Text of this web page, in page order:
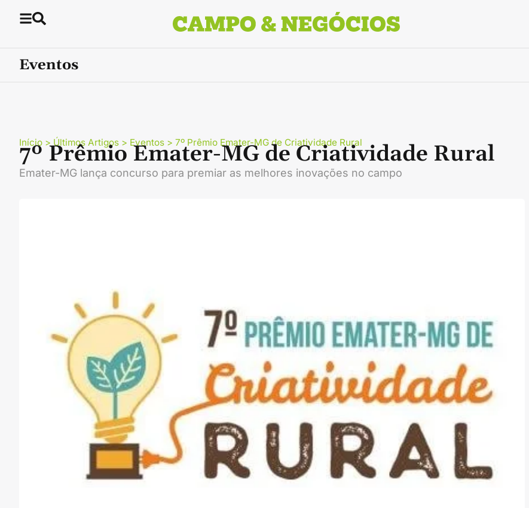
Eventos
Início >Últimos Artigos > Eventos > 7º Prêmio Emater-MG de Criatividade Rural
7º Prêmio Emater-MG de Criatividade Rural
Emater-MG lança concurso para premiar as melhores inovações no campo